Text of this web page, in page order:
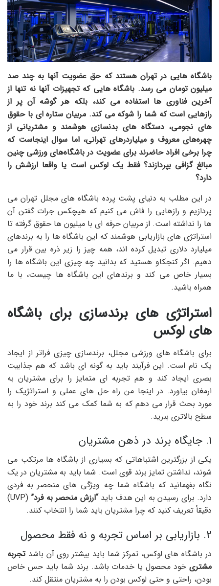
باشگاه هایی در تهران هستند که حق عضویت آنها به چند صد
میلیون تومان می رسد. باشگاه هایی که تجهیزات آنها نه تنها از
آخرین فناوری ها استفاده می کند، بلکه هر گوشه آن پر از
رازهایی است که شما را شوکه می کند. مربیان ستاره ای با حقوق
های نجومی، دستگاه های بدنسازی هوشمند و مشتریانی از
چهره‌های معروف و میلیاردرهای تهرانی، اما سوال اینجاست که
چرا برخی افراد حاضرند برای عضویت در باشگاه‌های ورزشی چنین
مبالغ گزافی بپردازند؟ فقط یک لوکس است یا واقعا ارزشش را
دارد؟
در این مطلب به دنیای پشت پرده باشگاه های مجلل تهران می
پردازیم و رازهایی را فاش می کنیم که هیچکس جرات گفتن آن
ها را نداشته است. از مربیان حرفه ای با میلیون ها حقوق گرفته تا
استراتژی های بازاریابی هوشمند که این باشگاه ها را به برندهای
میلیارد دلاری تبدیل کرده اند، همه چیز را زیر ذره بین قرار می
دهیم. اگر کنجکاو هستید که بدانید چه چیزی این باشگاه ها را
بسیار خاص می کند و برندهای این باشگاه ها چیست، با ما
همراه باشید.
استراتژی های برندسازی برای باشگاه
های لوکس
برای باشگاه های ورزشی مجلل، برندسازی چیزی فراتر از ایجاد
یک نام است. این فرآیند باید به گونه ای باشد که هم جذابیت
بصری ایجاد کند و هم تجربه ای متمایز را برای مشتریان به
ارمغان بیاورد. در اینجا من راه حل های عملی و استراتژیک را
مورد بحث قرار می دهم که به شما کمک می کند برند خود را به
سطح بالاتری ببرید.
1. جایگاه برند در ذهن مشتریان
یکی از بزرگترین اشتباهاتی که بسیاری از باشگاه ها مرتکب می
شوند، نداشتن تمایز برند قوی است. شما باید به مشتریان در یک
نگاه بفهمانید که باشگاه شما چه ویژگی های منحصر به فردی
دارد. برای رسیدن به این هدف باید“ارزش منحصر به فرد”
(UVP)
دقیقاً تعریف کنید که چرا مشتریان باید شما را انتخاب کنند.
2. بازاریابی بر اساس تجربه و نه فقط محصول
در باشگاه های لوکس، تمرکز شما باید بیشتر روی آن باشدتجربه
مشتری خود محصول یا خدمات باشد. برند شما باید حس خاص
بودن، راحتی و حتی لوکس بودن را به مشتریان منتقل کند.